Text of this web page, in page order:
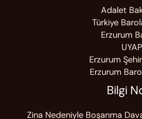
Adalet
Türkiye
Erzurum
UYAP
Erzurum
Erzurum
Bilgi
Zina Nedeniyle Boşanma